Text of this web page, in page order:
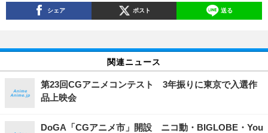
シェア ポスト 送る
関連ニュース
第23回CGアニメコンテスト 3年振りに東京で入選作
品上映会
DoGA「CGアニメ市」開設 ニコ動・BIGLOBE・You